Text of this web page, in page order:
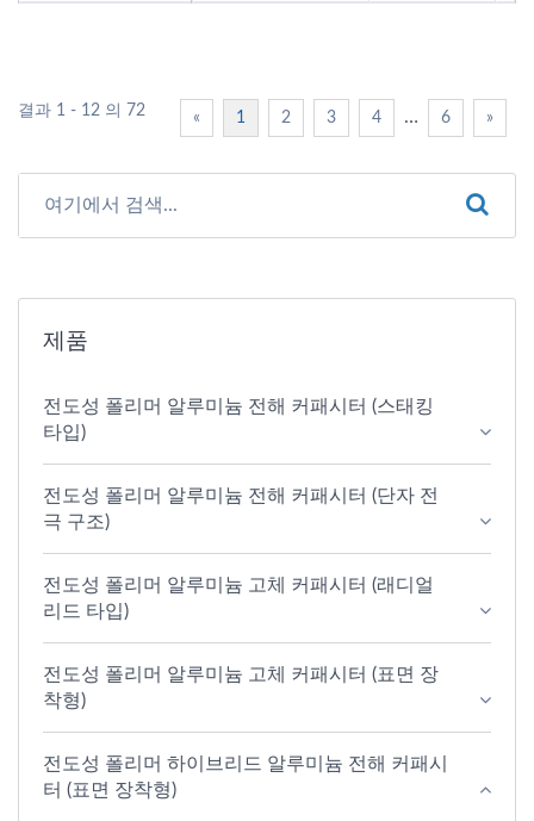
결과 1 - 12 의 72 « 1 2 3 4 … 6 »
제품
전도성 폴리머 알루미늄 전해 커패시터 (스태킹
타입)
전도성 폴리머 알루미늄 전해 커패시터 (단자 전
극 구조)
전도성 폴리머 알루미늄 고체 커패시터 (래디얼
리드 타입)
전도성 폴리머 알루미늄 고체 커패시터 (표면 장
착형)
전도성 폴리머 하이브리드 알루미늄 전해 커패시
터 (표면 장착형)